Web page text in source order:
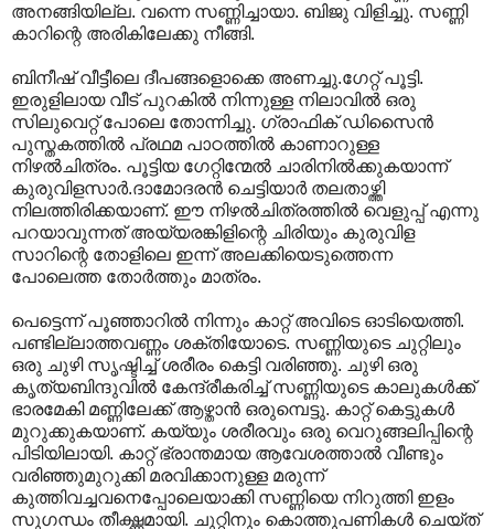
അനങ്ങിയില്ല. വന്നെ സണ്ണിച്ചായാ. ബിജു വിളിച്ചു. സണ്ണി
കാറിന്റെ അരികിലേക്കു നീങ്ങി.
ബിനീഷ് വീട്ടീലെ ദീപങ്ങളൊക്കെ അണച്ചു.ഗേറ്റ് പൂട്ടി.
ഇരുളിലായ വീട് പുറകില്‍ നിന്നുള്ള നിലാവില്‍ ഒരു
സിലുവെറ്റ് പോലെ തോന്നിച്ചു. ഗ്രാഫിക് ഡിസൈന്‍
പുസ്തകത്തില്‍ പ്രഥമ പാഠത്തില്‍ കാണാറുള്ള
നിഴല്‍ചിത്രം. പൂട്ടിയ ഗേറ്റിന്മേല്‍ ചാരിനില്‍ക്കുകയാന്ന്‍
കുരുവിളസാര്‍.ദാമോദരന്‍ ചെട്ടിയാര്‍ തലതാഴ്ത്തി
നിലത്തിരിക്കയാണ്. ഈ നിഴല്‍ചിത്രത്തില്‍ വെളുപ്പ് എന്നു
പറയാവുന്നത് അയ്യരങ്കിളിന്റെ ചിരിയും കുരുവിള
സാറിന്റെ തോളിലെ ഇന്ന് അലക്കിയെടുത്തെന്ന
പോലെത്ത തോര്‍ത്തും മാത്രം.
പെട്ടെന്ന് പൂഞ്ഞാറില്‍ നിന്നും കാറ്റ് അവിടെ ഓടിയെത്തി.
പണ്ടില്ലാത്തവണ്ണം ശക്തിയോടെ. സണ്ണിയുടെ ചുറ്റിലും
ഒരു ചുഴി സൃഷ്ടിച്ച് ശരീരം കെട്ടി വരിഞ്ഞു. ചുഴി ഒരു
കൃത്യബിന്ദുവില്‍ കേന്ദ്രീകരിച്ച് സണ്ണിയുടെ കാലുകള്‍ക്ക്
ഭാരമേകി മണ്ണിലേക്ക് ആഴ്താന്‍ ഒരുമ്പെട്ടു. കാറ്റ് കെട്ടുകള്‍
മുറുക്കുകയാണ്. കയ്യും ശരീരവും ഒരു വെറുങ്ങലിപ്പിന്റെ
പിടിയിലായി. കാറ്റ് ഭ്രാന്തമായ ആവേശത്താല്‍ വീണ്ടും
വരിഞ്ഞുമുറുക്കി മരവിക്കാനുള്ള മരുന്ന്
കുത്തിവച്ചവനെപ്പോലെയാക്കി സണ്ണിയെ നിറുത്തി ഇളം
സുഗന്ധം തീക്ഷ്ണമായി. ചുറ്റിനും കൊത്തുപണികള്‍ ചെയ്ത്